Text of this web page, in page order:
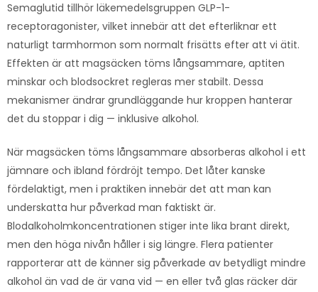
Semaglutid tillhör läkemedelsgruppen GLP-1-
receptoragonister, vilket innebär att det efterliknar ett
naturligt tarmhormon som normalt frisätts efter att vi ätit.
Effekten är att magsäcken töms långsammare, aptiten
minskar och blodsockret regleras mer stabilt. Dessa
mekanismer ändrar grundläggande hur kroppen hanterar
det du stoppar i dig — inklusive alkohol.
När magsäcken töms långsammare absorberas alkohol i ett
jämnare och ibland fördröjt tempo. Det låter kanske
fördelaktigt, men i praktiken innebär det att man kan
underskatta hur påverkad man faktiskt är.
Blodalkoholmkoncentrationen stiger inte lika brant direkt,
men den höga nivån håller i sig längre. Flera patienter
rapporterar att de känner sig påverkade av betydligt mindre
alkohol än vad de är vana vid — en eller två glas räcker där